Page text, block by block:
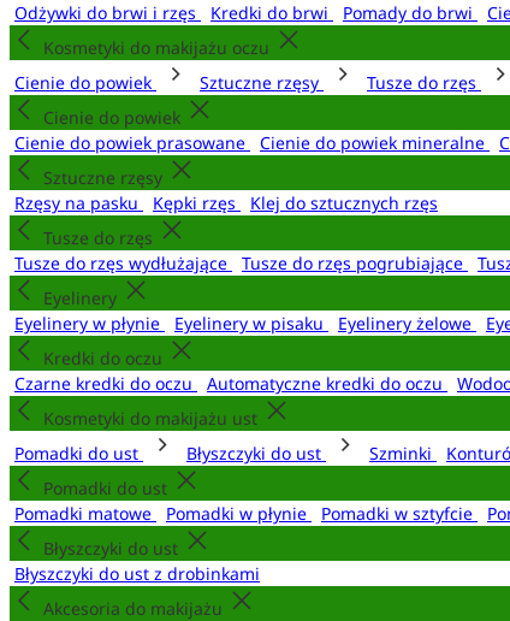
Odżywki do brwi i rzęs
Kredki do brwi Pomady do brwi
Kosmetyki do makijażu oczu
Cienie do powiek
Sztuczne rzęsy Tusze do rzęs
Cienie do powiek
Cienie do powiek prasowane
Cienie do powiek mineralne
Sztuczne rzęsy
Rzęsy na pasku
Kępki rzęs
Klej do sztucznych rzęs
Tusze do rzęs
Tusze do rzęs wydłużające
Tusze do rzęs pogrubiające
Eyelinery
Eyelinery w płynie
Eyelinery w pisaku Eyelinery żelowe
Kredki do oczu
Czarne kredki do oczu
Automatyczne kredki do oczu
Kosmetyki do makijażu ust
Pomadki do ust
Błyszczyki do ust Szminki
Pomadki do ust
Pomadki matowe
Pomadki w płynie Pomadki w sztyfcie
Błyszczyki do ust
Błyszczyki do ust z drobinkami
Akcesoria do makijażu